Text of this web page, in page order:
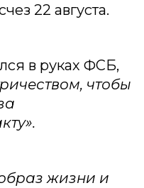
22 августа.
в руках ФСБ,
чтобы
жизни и